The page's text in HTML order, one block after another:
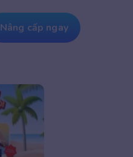
Nâng cấp ngay